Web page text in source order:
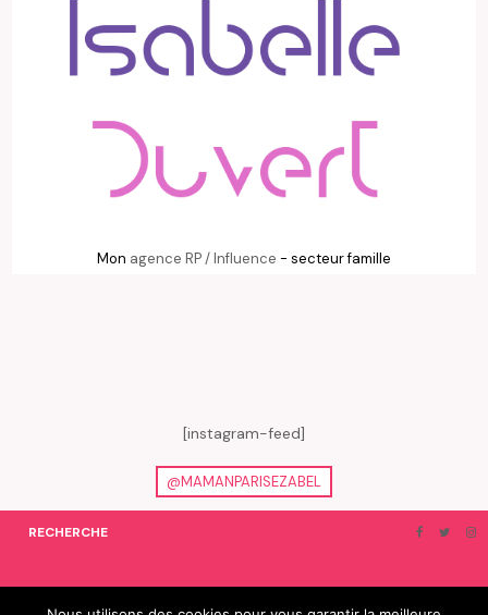
Mon agence RP / Influence - secteur famille
[instagram-feed]
@MAMANPARISEZABEL
RECHERCHE
ON EN PARLE… BLOGROLL